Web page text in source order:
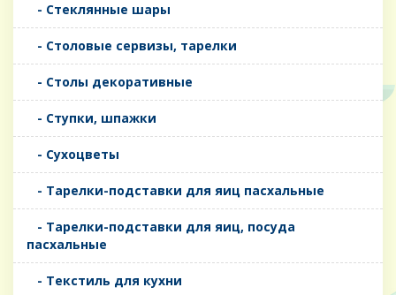
- Стеклянные шары
- Столовые сервизы, тарелки
- Столы декоративные
- Ступки, шпажки
- Сухоцветы
- Тарелки-подставки для яиц пасхальные
- Тарелки-подставки для яиц, посуда
пасхальные
- Текстиль для кухни